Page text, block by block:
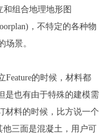
和组合地理地形图
，不特定的各种物
场景。
Feature的时候，材料都
是也有由于特殊的建模需
材料的时候，比方说一个
三面是混凝土，用户可